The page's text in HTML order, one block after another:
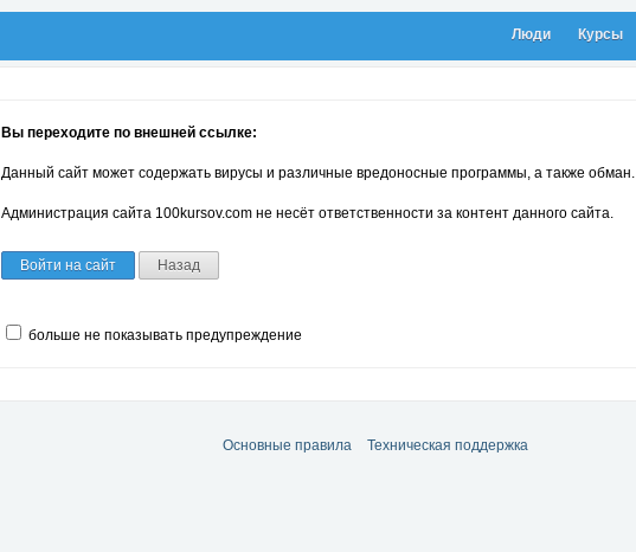
Люди Курсы
Вы переходите по внешней ссылке:
Данный сайт может содержать вирусы и различные вредоносные программы, а также обман.
Администрация сайта 100kursov.com не несёт ответственности за контент данного сайта.
Войти на сайт Назад
больше не показывать предупреждение
Основные правила Техническая поддержка